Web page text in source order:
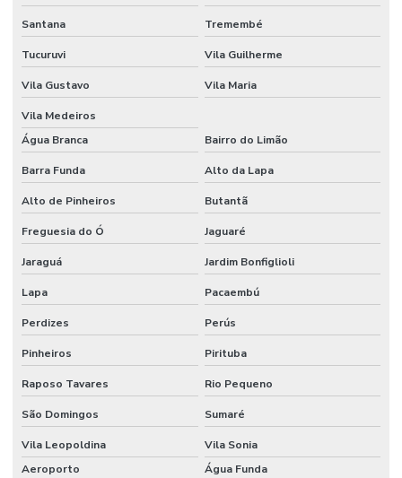
Escritório de construção em campinas sp
Escritório de construção civil
Escritório de construção comercial
Escritório de construção industrial
Escritório de construção industrial em campinas
Escritório de engenharia e arquitetura
Escritório de engenharia em campinas
Escritório de engenharia civil em campinas
Estrutura metalica para galpão industrial
Estrutura metálica galpão mezanino
Execução de piso de concreto polido
Instalação de piso para estacionamento
Santana Tremembé
Tucuruvi Vila Guilherme
Vila Gustavo Vila Maria
Vila Medeiros
Água Branca
Bairro do Limão
Barra Funda Alto da Lapa
Alto de Pinheiros Butantã
Freguesia do Ó Jaguaré
Jaraguá Jardim Bonfiglioli
Lapa Pacaembú
Perdizes Perús
Pinheiros Pirituba
Raposo Tavares Rio Pequeno
São Domingos Sumaré
Vila Leopoldina
Vila Sonia
Aeroporto
Água Funda